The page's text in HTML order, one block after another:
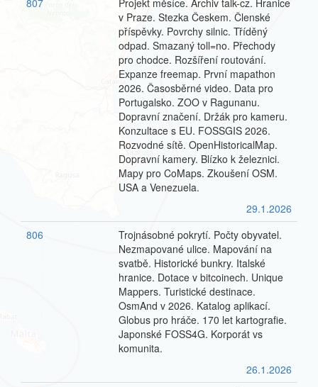
v Praze. Stezka Českem. Členské
příspěvky. Povrchy silnic. Tříděný
odpad. Smazaný toll=no. Přechody
pro chodce. Rozšíření routování.
Expanze freemap. První mapathon
2026. Časosběrné video. Data pro
Portugalsko. ZOO v Ragunanu.
Dopravní značení. Držák pro kameru.
Konzultace s EU. FOSSGIS 2026.
Rozvodné sítě. OpenHistoricalMap.
Dopravní kamery. Blízko k železnici.
Mapy pro CoMaps. Zkoušení OSM.
USA a Venezuela.
29.1.2026
806
Trojnásobné pokrytí. Počty obyvatel.
Nezmapované ulice. Mapování na
svatbě. Historické bunkry. Italské
hranice. Dotace v bitcoinech. Unique
Mappers. Turistické destinace.
OsmAnd v 2026. Katalog aplikací.
Globus pro hráče. 170 let kartografie.
Japonské FOSS4G. Korporát vs
komunita.
26.1.2026